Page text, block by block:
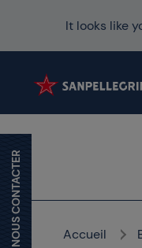
It looks like
Accueil
NOUS CONTACTER